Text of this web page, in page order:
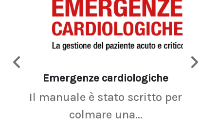
Emergenze cardiologiche
Il manuale è stato scritto per
colmare una...